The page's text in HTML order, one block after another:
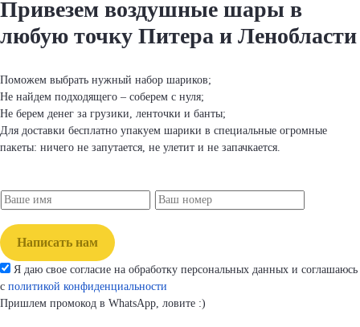
Привезем вoздушные шapы в
любую точку Питера и Ленобласти
Поможем выбрать нужный набор шapиков;
Не найдем подходящего – соберем с нуля;
Не берем денег за грузики, ленточки и банты;
Для доставки бесплатно упакуем шapики в специальные огромные
пакеты: ничего не запутается, не улетит и не запачкается.
Написать нам
Я даю свое согласие на обработку персональных данных и соглашаюсь
с политикой конфиденциальности
Пришлем промокод в WhatsApp, ловите :)